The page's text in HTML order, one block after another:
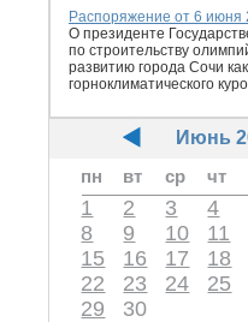
Распоряжение от 6 июня
О президенте
по строительству
развитию города Сочи как
горноклиматического
Июнь
пн
вт ср чт
1 2 3 4
8
9 10 11
15
16 17 18
22
23 24 25
29
30